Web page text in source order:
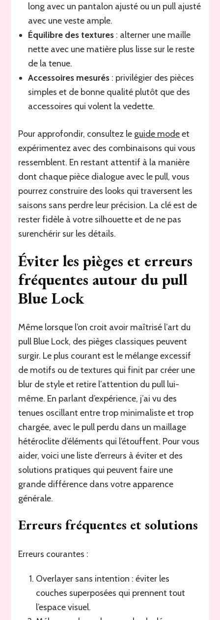
long avec un pantalon ajusté ou un pull ajusté
avec une veste ample.
Équilibre des textures : alterner une maille
nette avec une matière plus lisse sur le reste
de la tenue.
Accessoires mesurés : privilégier des pièces
simples et de bonne qualité plutôt que des
accessoires qui volent la vedette.
Pour approfondir, consultez le guide modeet
expérimentez avec des combinaisons qui vous
ressemblent. En restant attentif à la manière
dont chaque pièce dialogue avec le pull, vous
pourrez construire des looks qui traversent les
saisons sans perdre leur précision. La clé est de
rester fidèle à votre silhouette et de ne pas
surenchérir sur les détails.
Éviter les pièges et erreurs
fréquentes autour du pull
Blue Lock
Même lorsque l’on croit avoir maîtrisé l’art du
pull Blue Lock, des pièges classiques peuvent
surgir. Le plus courant est le mélange excessif
de motifs ou de textures qui finit par créer une
blur de style et retire l’attention du pull lui-
même. En parlant d’expérience, j’ai vu des
tenues oscillant entre trop minimaliste et trop
chargée, avec le pull perdu dans un maillage
hétéroclite d’éléments qui l’étouffent. Pour vous
aider, voici une liste d’erreurs à éviter et des
solutions pratiques qui peuvent faire une
grande différence dans votre apparence
générale.
Erreurs fréquentes et solutions
Erreurs courantes :
Overlayer sans intention : éviter les
couches superposées qui prennent tout
l’espace visuel.